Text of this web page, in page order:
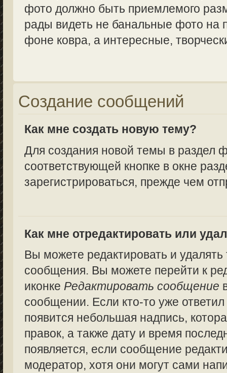
фото должно быть приемлемого
рады видеть не банальные фото на
фоне ковра, а интересные,
Создание сообщений
Как мне создать новую тему?
Для создания новой темы в раздел
соответствующей кнопке в окне
зарегистрироваться, прежде чем
Как мне отредактировать или
Вы можете редактировать и
сообщения. Вы можете перейти к
иконке Редактировать сообщение
сообщении. Если кто-то уже
появится небольшая надпись,
правок, а также дату и время
появляется, если сообщение
модератор, хотя они могут сами